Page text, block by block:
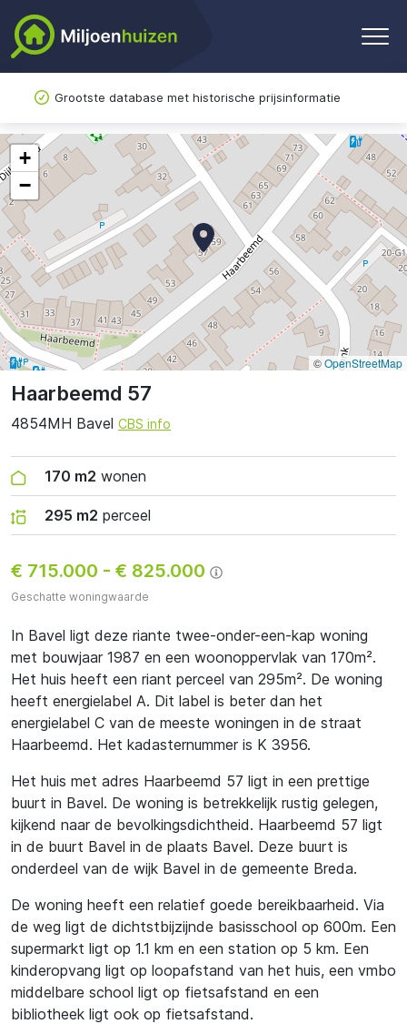
Grootste database met historische prijsinformatie
Haarbeemd 57
4854MH Bavel CBS info
170 m2 wonen
295 m2 perceel
€ 715.000 - € 825.000
Geschatte woningwaarde
In Bavel ligt deze riante twee-onder-een-kap woning
met bouwjaar 1987 en een woonoppervlak van 170m².
Het huis heeft een riant perceel van 295m². De woning
heeft energielabel A. Dit label is beter dan het
energielabel C van de meeste woningen in de straat
Haarbeemd. Het kadasternummer is K 3956.
Het huis met adres Haarbeemd 57 ligt in een prettige
buurt in Bavel. De woning is betrekkelijk rustig gelegen,
kijkend naar de bevolkingsdichtheid. Haarbeemd 57 ligt
in de buurt Bavel in de plaats Bavel. Deze buurt is
onderdeel van de wijk Bavel in de gemeente Breda.
De woning heeft een relatief goede bereikbaarheid. Via
de weg ligt de dichtstbijzijnde basisschool op 600m. Een
supermarkt ligt op 1.1 km en een station op 5 km. Een
kinderopvang ligt op loopafstand van het huis, een vmbo
middelbare school ligt op fietsafstand en een
bibliotheek ligt ook op fietsafstand.
+
−
©OpenStreetMap